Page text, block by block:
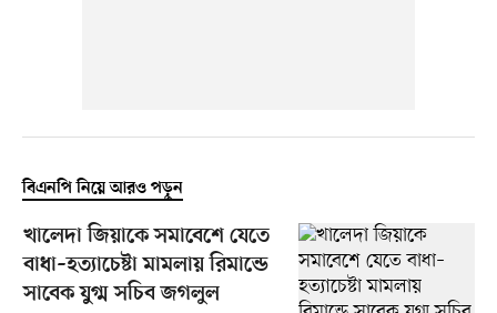
বিএনপি নিয়ে আরও পড়ুন
খালেদা জিয়াকে সমাবেশে যেতে
বাধা–হত্যাচেষ্টা মামলায় রিমান্ডে
সাবেক যুগ্ম সচিব জগলুল